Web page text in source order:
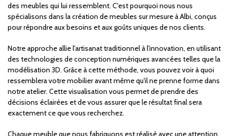
des meubles qui lui ressemblent. C'est pourquoi nous nous
spécialisons dans la création de meubles sur mesure à Albi, conçus
pour répondre aux besoins et aux goûts uniques de nos clients.
Notre approche allie l'artisanat traditionnel à l'innovation, en utilisant
des technologies de conception numériques avancées telles que la
modélisation 3D. Grâce à cette méthode, vous pouvez voir à quoi
ressemblera votre mobilier avant même qu'il ne prenne forme dans
notre atelier. Cette visualisation vous permet de prendre des
décisions éclairées et de vous assurer que le résultat final sera
exactement ce que vous recherchez.
Chaque meuble que nous fabriquons est réalisé avec une attention